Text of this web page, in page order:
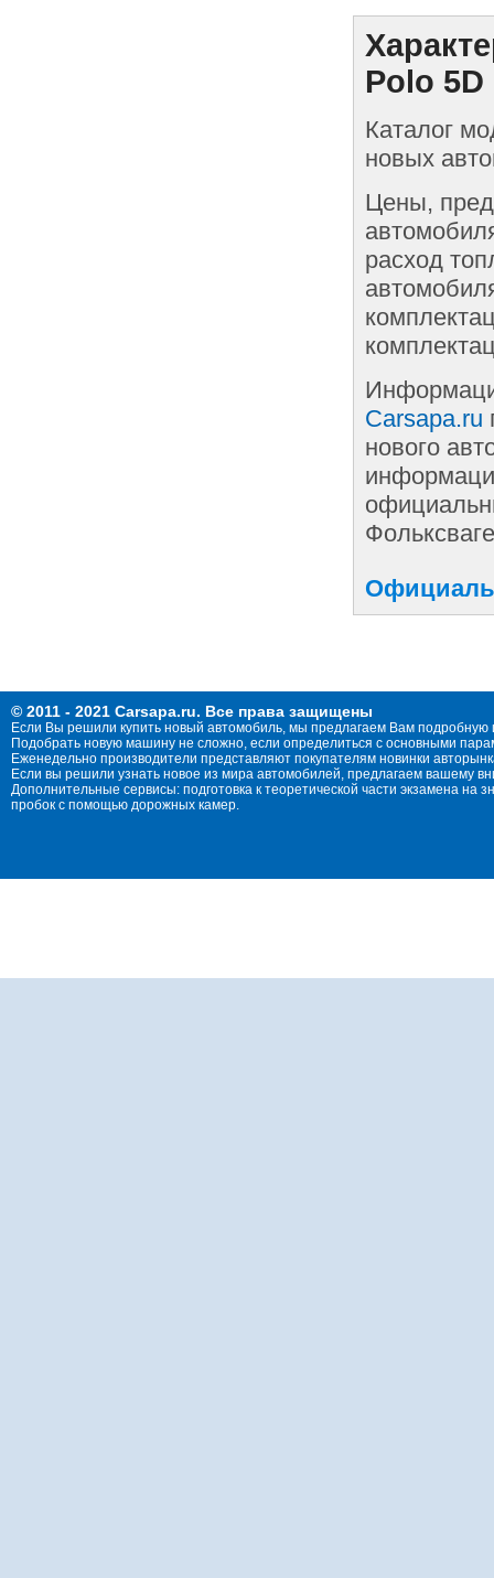
Polo 5D
Каталог
новых
Цены,
расход
Carsapa.ru
нового
© 2011 - 2021 Carsapa.ru. Все права защищены
Если Вы решили купить новый автомобиль, мы предлагаем Вам
Подобрать новую машину не сложно, если определиться с основными
Еженедельно производители представляют покупателям новинки
Если вы решили узнать новое из мира автомобилей, предлагаем вашему
Дополнительные сервисы: подготовка к теоретической части экзамена
пробок с помощью дорожных камер.